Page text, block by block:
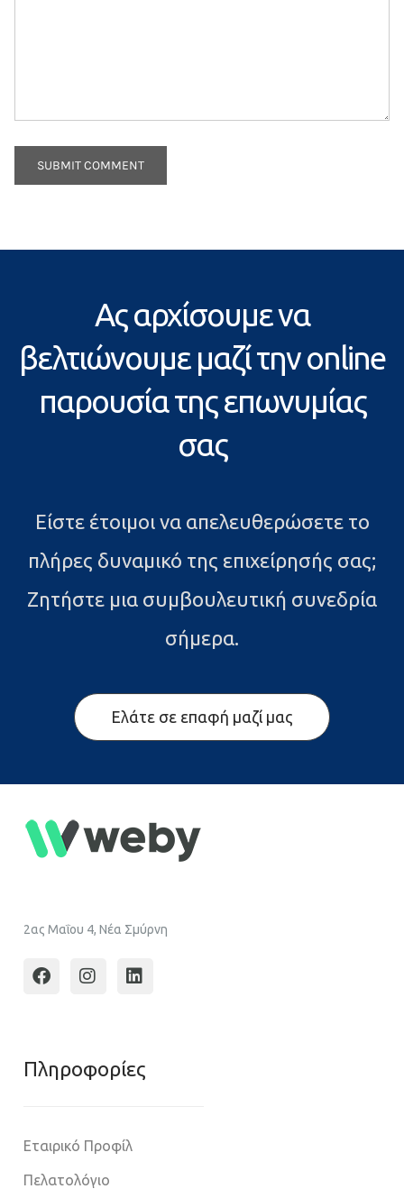
Ας αρχίσουμε να
βελτιώνουμε μαζί την online
παρουσία της επωνυμίας
σας
Είστε έτοιμοι να απελευθερώσετε το
πλήρες δυναμικό της επιχείρησής σας;
Ζητήστε μια συμβουλευτική συνεδρία
σήμερα.
Ελάτε σε επαφή μαζί μας
2ας Μαΐου 4, Νέα Σμύρνη
Πληροφoρίες
Εταιρικό Προφίλ
Πελατολόγιο